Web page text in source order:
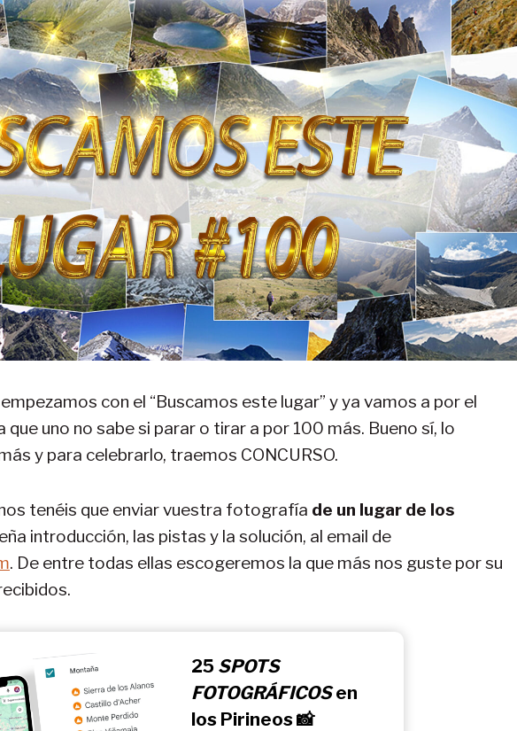
con el “Buscamos este lugar” y ya vamos a por el
que uno no sabe si parar o tirar a por 100 más. Bueno sí, lo
y para celebrarlo, traemos CONCURSO.
tenéis que enviar vuestra fotografía de un lugar de los
introducción, las pistas y la solución, al email de
. De entre todas ellas escogeremos la que más nos guste por su
25 SPOTS
FOTOGRÁFICOSen
los Pirineos 📸